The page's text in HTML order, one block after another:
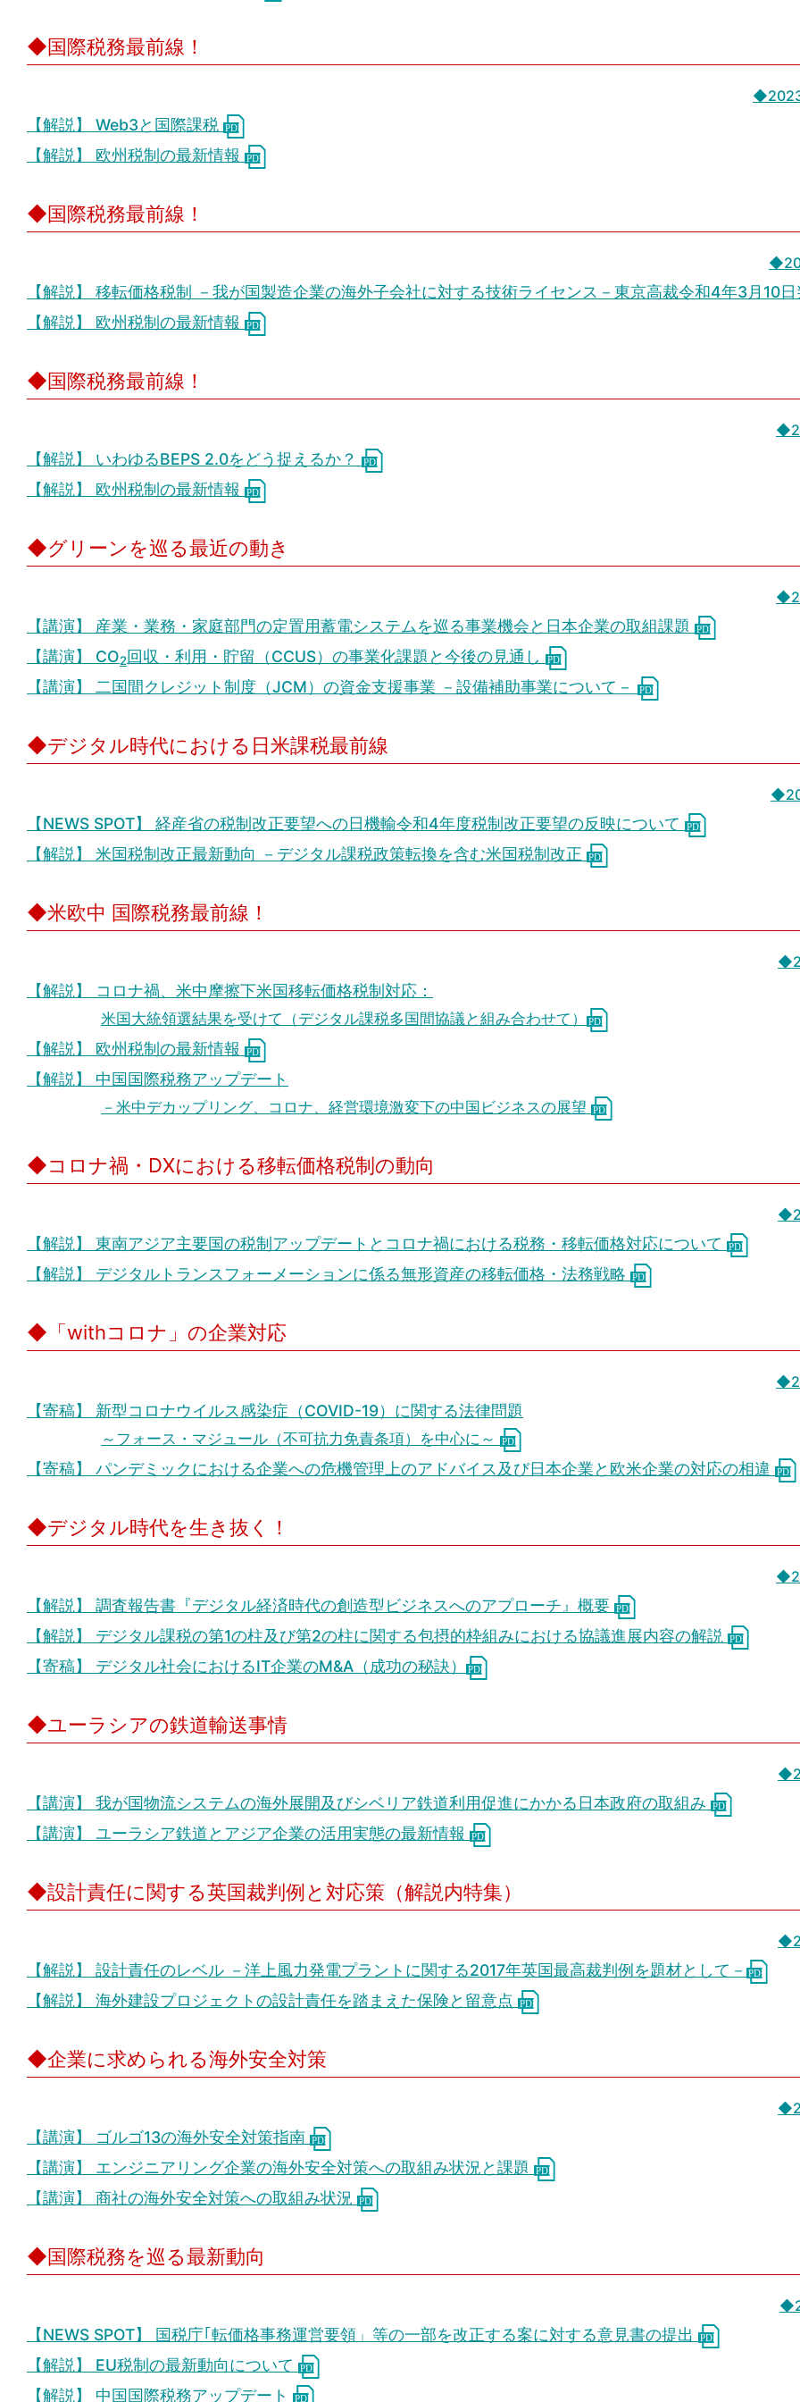
◆国際税務最前線！
【解説】 Web3と国際課税
【解説】 欧州税制の最新情報
◆国際税務最前線！
【解説】 移転価格税制 －我が国製造企業の海外子会社に対する技術ライセンス－東京高裁令和4年3月10日
【解説】 欧州税制の最新情報
◆国際税務最前線！
【解説】 いわゆるBEPS 2.0をどう捉えるか？
【解説】 欧州税制の最新情報
◆グリーンを巡る最近の動き
【講演】 産業・業務・家庭部門の定置用蓄電システムを巡る事業機会と日本企業の取組課題
【講演】 CO2回収・利用・貯留（CCUS）の事業化課題と今後の見通し
【講演】 二国間クレジット制度（JCM）の資金支援事業 －設備補助事業について－
◆デジタル時代における日米課税最前線
【NEWS SPOT】 経産省の税制改正要望への日機輸令和4年度税制改正要望の反映について
【解説】 米国税制改正最新動向 －デジタル課税政策転換を含む米国税制改正
◆米欧中 国際税務最前線！
【解説】 コロナ禍、米中摩擦下米国移転価格税制対応：
米国大統領選結果を受けて（デジタル課税多国間協議と組み合わせて）
【解説】 欧州税制の最新情報
【解説】 中国国際税務アップデート
－米中デカップリング、コロナ、経営環境激変下の中国ビジネスの展望
◆コロナ禍・DXにおける移転価格税制の動向
【解説】 東南アジア主要国の税制アップデートとコロナ禍における税務・移転価格対応について
【解説】 デジタルトランスフォーメーションに係る無形資産の移転価格・法務戦略
◆「withコロナ」の企業対応
【寄稿】 新型コロナウイルス感染症（COVID-19）に関する法律問題
～フォース・マジュール（不可抗力免責条項）を中心に～
【寄稿】 パンデミックにおける企業への危機管理上のアドバイス及び日本企業と欧米企業の対応の相違
◆デジタル時代を生き抜く！
【解説】 調査報告書『デジタル経済時代の創造型ビジネスへのアプローチ』概要
【解説】 デジタル課税の第1の柱及び第2の柱に関する包摂的枠組みにおける協議進展内容の解説
【寄稿】 デジタル社会におけるIT企業のM&A（成功の秘訣）
◆ユーラシアの鉄道輸送事情
【講演】 我が国物流システムの海外展開及びシベリア鉄道利用促進にかかる日本政府の取組み
【講演】 ユーラシア鉄道とアジア企業の活用実態の最新情報
◆設計責任に関する英国裁判例と対応策（解説内特集）
【解説】 設計責任のレベル －洋上風力発電プラントに関する2017年英国最高裁判例を題材として－
【解説】 海外建設プロジェクトの設計責任を踏まえた保険と留意点
◆企業に求められる海外安全対策
【講演】 ゴルゴ13の海外安全対策指南
【講演】 エンジニアリング企業の海外安全対策への取組み状況と課題
【講演】 商社の海外安全対策への取組み状況
◆国際税務を巡る最新動向
【NEWS SPOT】 国税庁｢転価格事務運営要領」等の一部を改正する案に対する意見書の提出
【解説】 EU税制の最新動向について
【解説】 中国国際税務アップデート